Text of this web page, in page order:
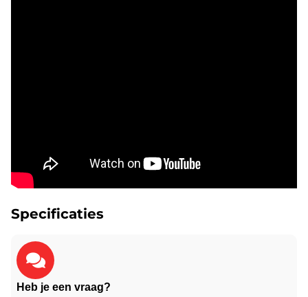
Specificaties
Heb je een vraag?